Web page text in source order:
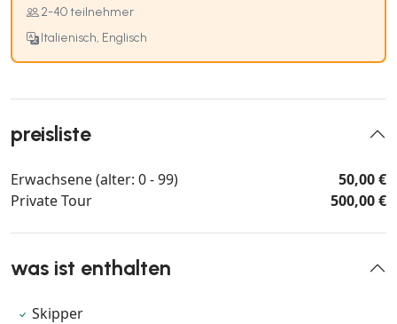
2-40 teilnehmer
Italienisch, Englisch
preisliste
Erwachsene (alter: 0 - 99)
50,00 €
Private Tour
500,00 €
was ist enthalten
Skipper